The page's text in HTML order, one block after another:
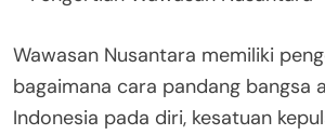
Wawasan Nusantara memiliki
bagaimana cara pandang bangsa
Indonesia pada diri, kesatuan